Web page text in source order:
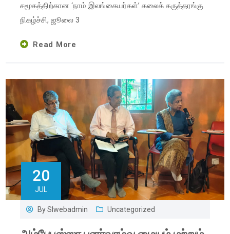
சமூகத்திற்கான ‘நாம் இலங்கையர்கள்’ கலைக் கருத்தரங்கு
நிகழ்ச்சி, ஜூலை 3
Read More
20
JUL
BySlwebadmin Uncategorized